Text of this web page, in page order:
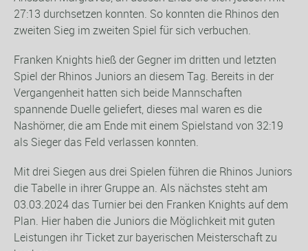
27:13 durchsetzen konnten. So konnten die Rhinos den
zweiten Sieg im zweiten Spiel für sich verbuchen.
Franken Knights hieß der Gegner im dritten und letzten
Spiel der Rhinos Juniors an diesem Tag. Bereits in der
Vergangenheit hatten sich beide Mannschaften
spannende Duelle geliefert, dieses mal waren es die
Nashörner, die am Ende mit einem Spielstand von 32:19
als Sieger das Feld verlassen konnten.
Mit drei Siegen aus drei Spielen führen die Rhinos Juniors
die Tabelle in ihrer Gruppe an. Als nächstes steht am
03.03.2024 das Turnier bei den Franken Knights auf dem
Plan. Hier haben die Juniors die Möglichkeit mit guten
Leistungen ihr Ticket zur bayerischen Meisterschaft zu